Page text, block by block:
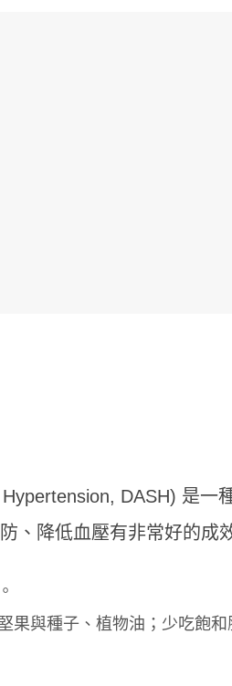
DASH) 是一
、降低血壓有非常好的成
果與種子、植物油；少吃飽和